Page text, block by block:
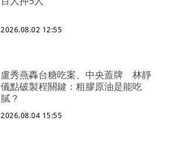
2026.08.02 12:55
盧秀燕轟台糖吃案、中央蓋牌 林靜
儀點破製程關鍵：粗膠原油是能吃
膩？
2026.08.04 15:55